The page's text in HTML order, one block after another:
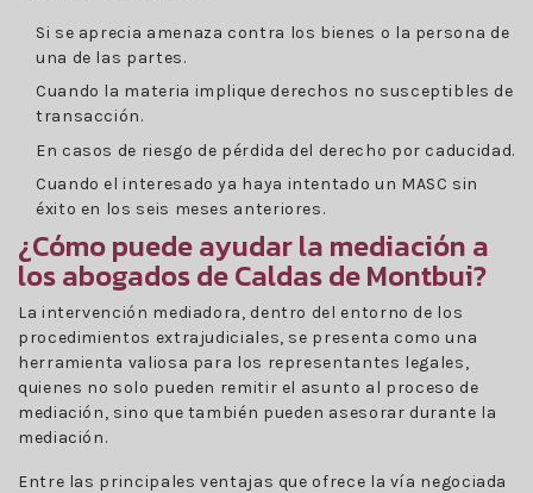
Si se aprecia amenaza contra los bienes o la persona de
una de las partes.
Cuando la materia implique derechos no susceptibles de
transacción.
En casos de riesgo de pérdida del derecho por caducidad.
Cuando el interesado ya haya intentado un MASC sin
éxito en los seis meses anteriores.
¿Cómo puede ayudar la mediación a
los abogados de Caldas de Montbui?
La intervención mediadora, dentro del entorno de los
procedimientos extrajudiciales, se presenta como una
herramienta valiosa para los representantes legales,
quienes no solo pueden remitir el asunto al proceso de
mediación, sino que también pueden asesorar durante la
mediación.
Entre las principales ventajas que ofrece la vía negociada